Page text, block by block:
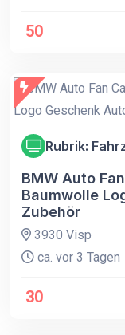
50
Rubrik:
BMW Auto
Baumwolle
Zubehör
3930 Visp
ca. vor 3 Tagen
30